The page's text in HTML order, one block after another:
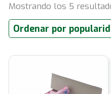
Mostrando los 5